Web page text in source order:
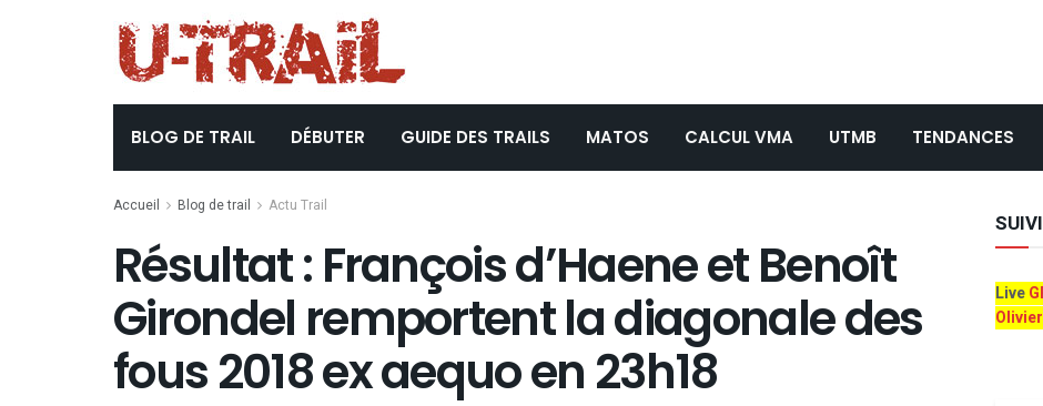
BLOG DE TRAIL DÉBUTER GUIDE DES TRAILS MATOS CALCUL VMA UTMB TENDANCES
Accueil Blog de trail Actu Trail
Résultat : François d’Haene et Benoît
Girondel remportent la diagonale des
fous 2018 ex aequo en 23h18
Live